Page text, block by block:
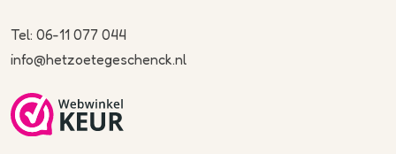
Tel: 06-11 077 044
info@hetzoetegeschenck.nl